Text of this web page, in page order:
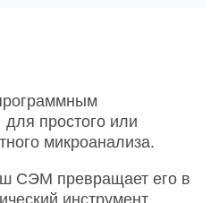
простого или
микроанализа.
СЭМ превращает его в
инструмент,